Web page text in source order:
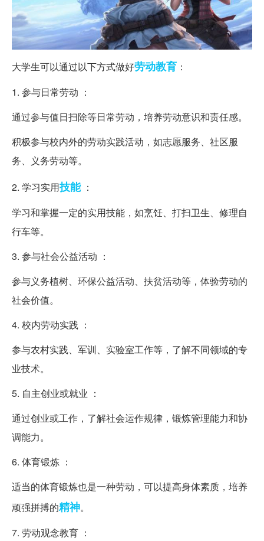
大学生可以通过以下方式做好劳动教育 ：
1. 参与日常劳动 ：
通过参与值日扫除等日常劳动，培养劳动意识和责任感。
积极参与校内外的劳动实践活动，如志愿服务、社区服
务、义务劳动等。
2. 学习实用技能：
学习和掌握一定的实用技能，如烹饪、打扫卫生、修理自
行车等。
3. 参与社会公益活动 ：
参与义务植树、环保公益活动、扶贫活动等，体验劳动的
社会价值。
4. 校内劳动实践 ：
参与农村实践、军训、实验室工作等，了解不同领域的专
业技术。
5. 自主创业或就业 ：
通过创业或工作，了解社会运作规律，锻炼管理能力和协
调能力。
6. 体育锻炼 ：
适当的体育锻炼也是一种劳动，可以提高身体素质，培养
顽强拼搏的精神。
7. 劳动观念教育 ：